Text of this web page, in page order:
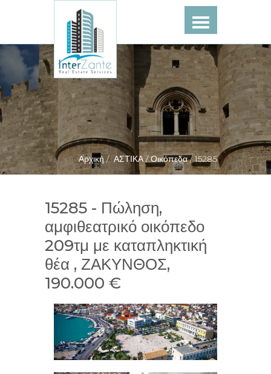
Αρχική / ΑΣΤΙΚΑ /Οικόπεδα /15285
15285 - Πώληση,
αμφιθεατρικό οικόπεδο
209τμ με καταπληκτική
θέα , ΖΑΚΥΝΘΟΣ,
190.000 €